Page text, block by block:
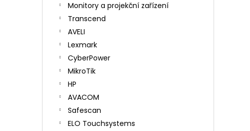
Monitory a projekční zařízení
Transcend
AVELI
Lexmark
CyberPower
MikroTik
HP
AVACOM
Safescan
ELO Touchsystems